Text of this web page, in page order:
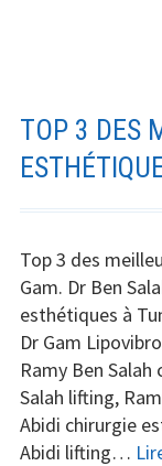
TOP 3 DES
Top 3 des
Gam. Dr Ben
esthétiques à
Dr Gam
Ramy Ben
Salah lifting,
Abidi chirurgie
Abidi lifting…